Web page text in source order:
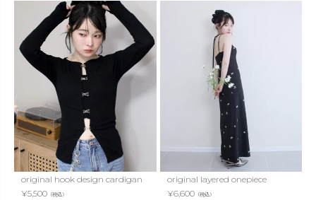
original hook design cardigan
¥5,500 （税込）
original layered onepiece
¥6,600（税込）